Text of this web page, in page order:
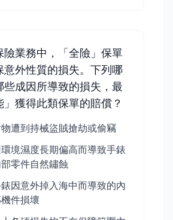
險業務中，「全險」保單
意外性質的損失。下列哪
些成因所導致的損失，最
」獲得此類保單的賠償？
遭到持械盜賊搶劫或偷竊
環境濕度長期偏高而導致手錶
零件自然鏽蝕
因意外掉入海中而導致的內
件損壞